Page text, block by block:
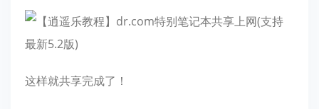
这样就共享完成了！